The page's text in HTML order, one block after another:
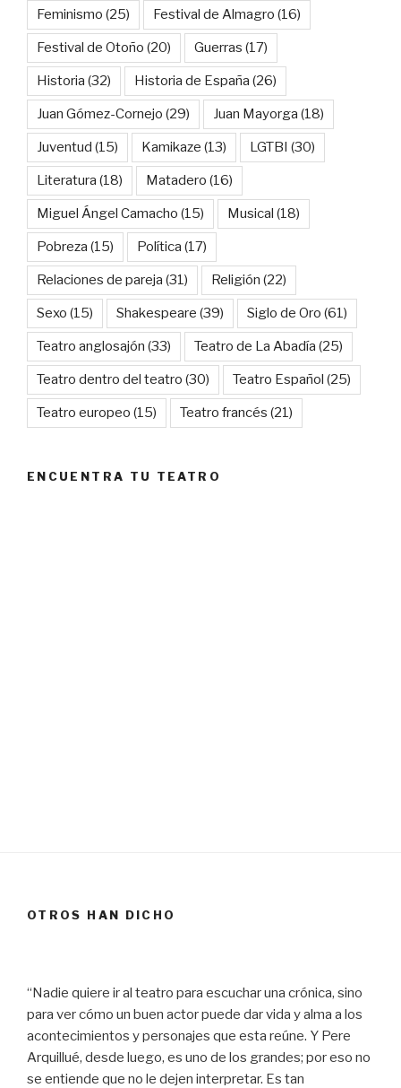
Feminismo (25) Festival de Almagro (16)
Festival de Otoño (20) Guerras (17)
Historia (32) Historia de España (26)
Juan Gómez-Cornejo (29) Juan Mayorga (18)
Juventud (15) Kamikaze (13) LGTBI (30)
Literatura (18) Matadero (16)
Miguel Ángel Camacho (15) Musical (18)
Pobreza (15) Política (17)
Relaciones de pareja (31) Religión (22)
Sexo (15) Shakespeare (39) Siglo de Oro (61)
Teatro anglosajón (33) Teatro de La Abadía (25)
Teatro dentro del teatro (30) Teatro Español (25)
Teatro europeo (15) Teatro francés (21)
ENCUENTRA TU TEATRO
OTROS HAN DICHO
“Nadie quiere ir al teatro para escuchar una crónica, sino
para ver cómo un buen actor puede dar vida y alma a los
acontecimientos y personajes que esta reúne. Y Pere
Arquillué, desde luego, es uno de los grandes; por eso no
se entiende que no le dejen interpretar. Es tan